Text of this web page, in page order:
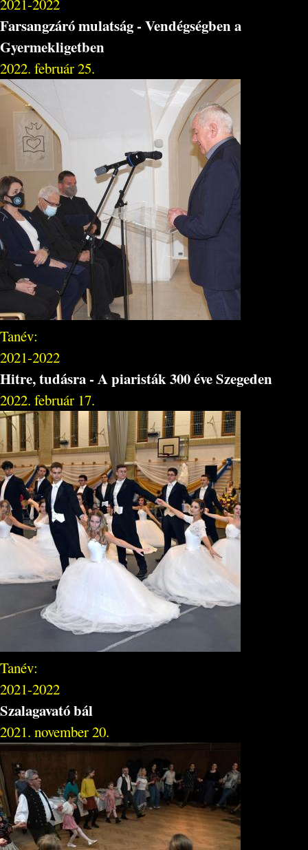
Farsangzáró mulatság - Vendégségben a
Gyermekligetben
2022. február 25.
Tanév:
2021-2022
Hitre, tudásra - A piaristák 300 éve Szegeden
2022. február 17.
Tanév:
2021-2022
Szalagavató bál
2021. november 20.